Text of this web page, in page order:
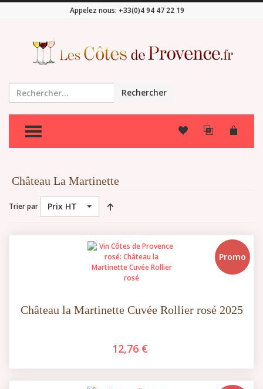
Appelez nous: +33(0)4 94 47 22 19
Rechercher
TOGGLE MENU
Château La Martinette
Trier par Prix HT
Promo
Château la Martinette Cuvée Rollier rosé 2025
12,76 €